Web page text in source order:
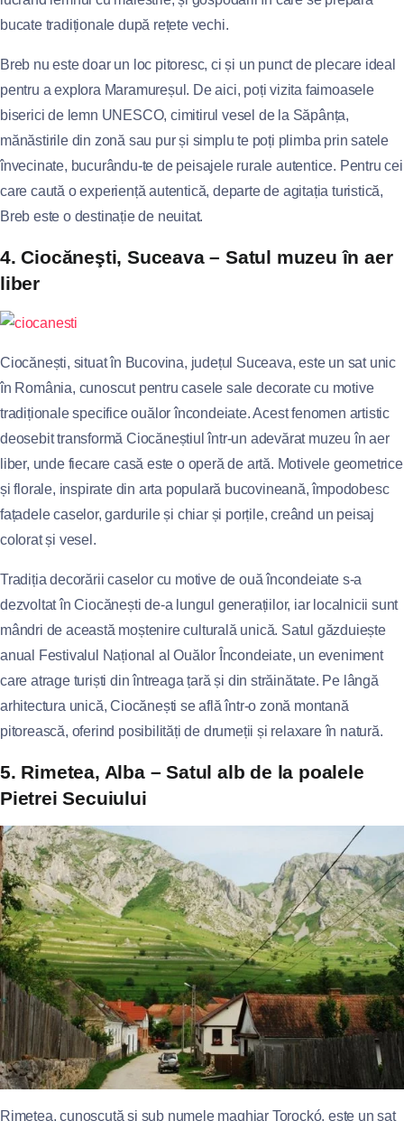
bucate tradiționale după rețete vechi.
Breb nu este doar un loc pitoresc, ci și un punct de plecare ideal
pentru a explora Maramureșul. De aici, poți vizita faimoasele
biserici de lemn UNESCO, cimitirul vesel de la Săpânța,
mănăstirile din zonă sau pur și simplu te poți plimba prin satele
învecinate, bucurându-te de peisajele rurale autentice. Pentru cei
care caută o experiență autentică, departe de agitația turistică,
Breb este o destinație de neuitat.
4. Ciocăneşti, Suceava – Satul muzeu în aer
liber
Ciocănești, situat în Bucovina, județul Suceava, este un sat unic
în România, cunoscut pentru casele sale decorate cu motive
tradiționale specifice ouălor încondeiate. Acest fenomen artistic
deosebit transformă Ciocăneștiul într-un adevărat muzeu în aer
liber, unde fiecare casă este o operă de artă. Motivele geometrice
și florale, inspirate din arta populară bucovineană, împodobesc
fațadele caselor, gardurile și chiar și porțile, creând un peisaj
colorat și vesel.
Tradiția decorării caselor cu motive de ouă încondeiate s-a
dezvoltat în Ciocănești de-a lungul generațiilor, iar localnicii sunt
mândri de această moștenire culturală unică. Satul găzduiește
anual Festivalul Național al Ouălor Încondeiate, un eveniment
care atrage turiști din întreaga țară și din străinătate. Pe lângă
arhitectura unică, Ciocănești se află într-o zonă montană
pitorească, oferind posibilități de drumeții și relaxare în natură.
5. Rimetea, Alba – Satul alb de la poalele
Pietrei Secuiului
Rimetea, cunoscută și sub numele maghiar Torockó, este un sat